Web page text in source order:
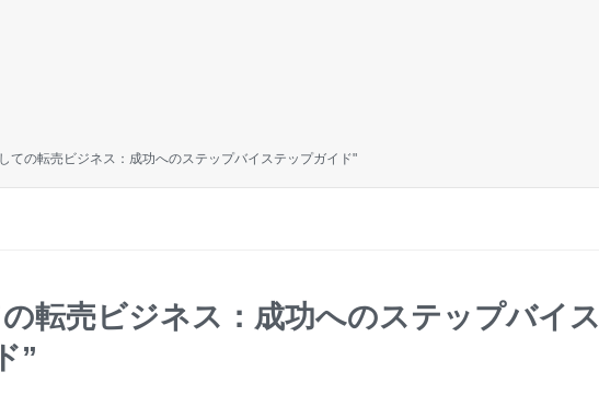
ての転売ビジネス：成功へのステップバイステップガイド"
転売ビジネス：成功へのステップバイス
”